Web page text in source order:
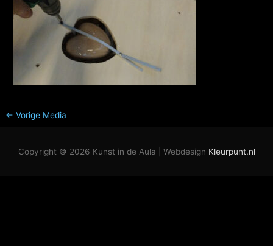
← Vorige Media
Copyright © 2026 Kunst in de Aula | Webdesign Kleurpunt.nl